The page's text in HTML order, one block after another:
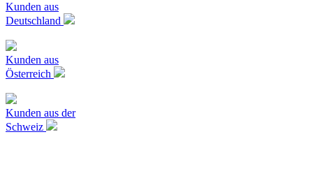
Kunden aus
Deutschland
Kunden aus
Österreich
Kunden aus der
Schweiz